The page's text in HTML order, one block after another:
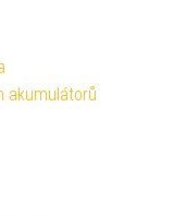
akumulátorů